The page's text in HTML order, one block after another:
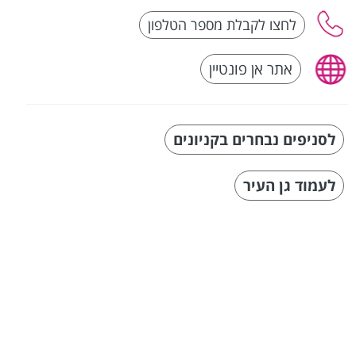
אתר אן פונטיין
לסניפים נבחרים בקניונים
לעמוד גן העיר